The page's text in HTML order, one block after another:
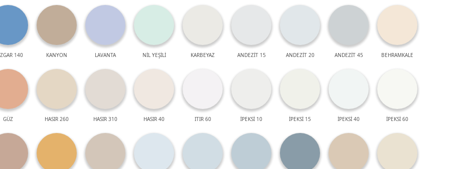
140 KANYON LAVANTA NİL YEŞİLİ KARBEYAZ ANDEZİT 15 ANDEZİT 20 ANDEZİT 45 BEHRAMKALE
GÜZ HASIR 260 HASIR 310 HASIR 40 ITIR 60 İPEKSİ 10 İPEKSİ 15 İPEKSİ 40 İPEKSİ 60